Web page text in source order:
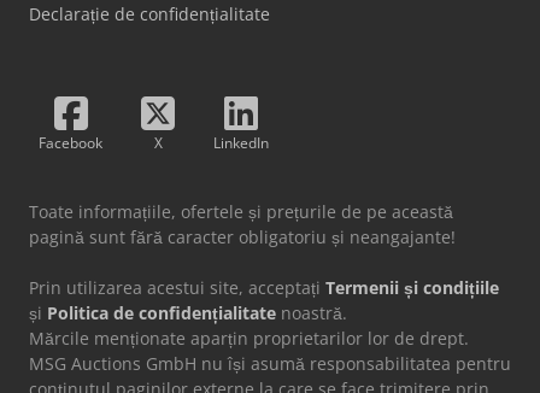
Declarație de confidențialitate
Facebook X LinkedIn
Toate informațiile, ofertele și prețurile de pe această
pagină sunt fără caracter obligatoriu și neangajante!
Prin utilizarea acestui site, acceptați Termenii și condițiile
și Politica de confidențialitate noastră.
Mărcile menționate aparțin proprietarilor lor de drept.
MSG Auctions GmbH nu își asumă responsabilitatea pentru